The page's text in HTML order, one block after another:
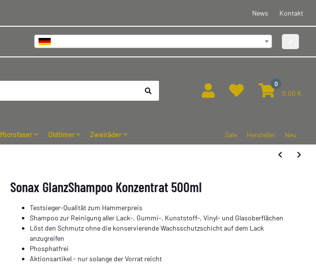
News Kontakt
0
0,00 €
Microfaser Oldtimer Zweiräder Sale Hersteller Neu
Sonax GlanzShampoo Konzentrat 500ml
Testsieger-Qualität zum Hammerpreis
Shampoo zur Reinigung aller Lack-, Gummi-, Kunststoff-, Vinyl- und Glasoberflächen
Löst den Schmutz ohne die konservierende Wachsschutzschicht auf dem Lack
anzugreifen
Phosphatfrei
Aktionsartikel - nur solange der Vorrat reicht